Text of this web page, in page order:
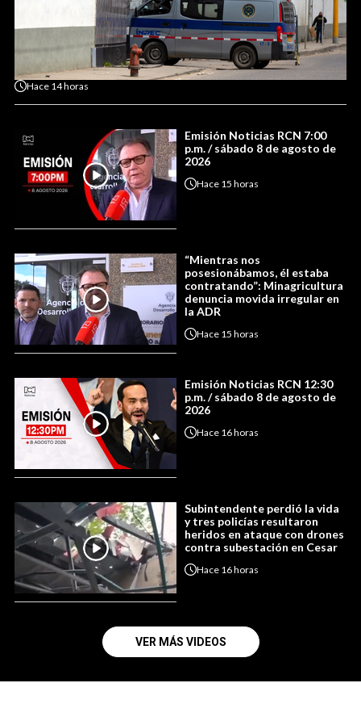
Hace 14 horas
Emisión Noticias RCN 7:00
p.m. / sábado 8 de agosto de
2026
Hace 15 horas
“Mientras nos
posesionábamos, él estaba
contratando”: Minagricultura
denuncia movida irregular en
la ADR
Hace 15 horas
Emisión Noticias RCN 12:30
p.m. / sábado 8 de agosto de
2026
Hace 16 horas
Subintendente perdió la vida
y tres policías resultaron
heridos en ataque con drones
contra subestación en Cesar
Hace 16 horas
VER MÁS VIDEOS